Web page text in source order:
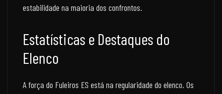
estabilidade na maioria dos confrontos.
Estatísticas e Destaques do
Elenco
A força do Fuleiros ES está na regularidade do elenco. Os